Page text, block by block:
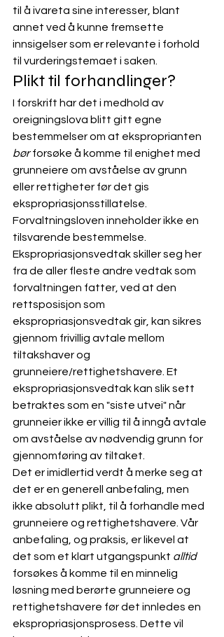
til å ivareta sine interesser, blant
annet ved å kunne fremsette
innsigelser som er relevante i forhold
til vurderingstemaet i saken.
Plikt til forhandlinger?
I forskrift har det i medhold av
oreigningslova blitt gitt egne
bestemmelser om at eksproprianten
bør forsøke å komme til enighet med
grunneiere om avståelse av grunn
eller rettigheter før det gis
ekspropriasjonsstillatelse.
Forvaltningsloven inneholder ikke en
tilsvarende bestemmelse.
Ekspropriasjonsvedtak skiller seg her
fra de aller fleste andre vedtak som
forvaltningen fatter, ved at den
rettsposisjon som
ekspropriasjonsvedtak gir, kan sikres
gjennom frivillig avtale mellom
tiltakshaver og
grunneiere/rettighetshavere. Et
ekspropriasjonsvedtak kan slik sett
betraktes som en "siste utvei" når
grunneier ikke er villig til å inngå avtale
om avståelse av nødvendig grunn for
gjennomføring av tiltaket.
Det er imidlertid verdt å merke seg at
det er en generell anbefaling, men
ikke absolutt plikt, til å forhandle med
grunneiere og rettighetshavere. Vår
anbefaling, og praksis, er likevel at
det som et klart utgangspunkt alltid
forsøkes å komme til en minnelig
løsning med berørte grunneiere og
rettighetshavere før det innledes en
ekspropriasjonsprosess. Dette vil